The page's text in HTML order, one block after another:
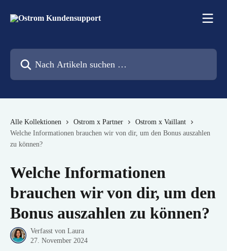
Alle Kollektionen Ostrom x Partner
Ostrom x Vaillant
Welche Informationen brauchen wir von dir, um den Bonus auszahlen
zu können?
Welche Informationen
brauchen wir von dir, um den
Bonus auszahlen zu können?
Verfasst von Laura
27. November 2024